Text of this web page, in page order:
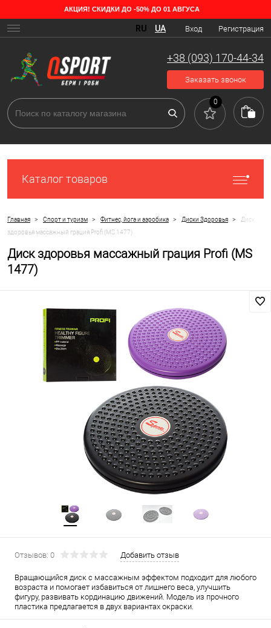
АКЦИЯ! СКИДКИ ДО -50% ДО 01 АВГУСА
Вход Регистрация
RU UA
+38 (093) 170-44-34
Заказать звонок
0
Каталог товаров
Главная > Спорт и туризм > Фитнес, йога и аэробика > Диски Здоровья >
Диск
здоровья массажный грация Profi (MS 1477)
Диск здоровья массажный грация Profi (MS
1477)
Отзывов: 0 Добавить отзыв
Вращающийся диск с массажным эффектом подходит для любого
возраста и помогает избавиться от лишнего веса, улучшить
фигуру, развивать кординацию движений. Модель из прочного
пластика предлагается в двух вариантах окраски.